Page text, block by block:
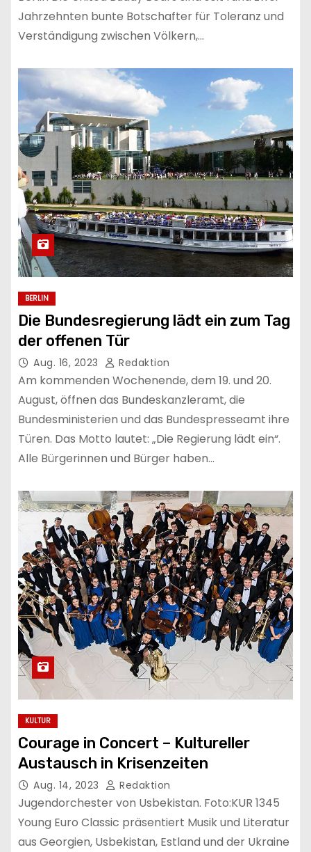
Jahrzehnten bunte Botschafter für Toleranz und
Verständigung zwischen Völkern,…
BERLIN
Die Bundesregierung lädt ein zum Tag
der offenen Tür
Aug. 16, 2023 Redaktion
Am kommenden Wochenende, dem 19. und 20.
August, öffnen das Bundeskanzleramt, die
Bundesministerien und das Bundespresseamt ihre
Türen. Das Motto lautet: „Die Regierung lädt ein“.
Alle Bürgerinnen und Bürger haben…
KULTUR
Courage in Concert – Kultureller
Austausch in Krisenzeiten
Aug. 14, 2023 Redaktion
Jugendorchester von Usbekistan. Foto:KUR 1345
Young Euro Classic präsentiert Musik und Literatur
aus Georgien, Usbekistan, Estland und der Ukraine